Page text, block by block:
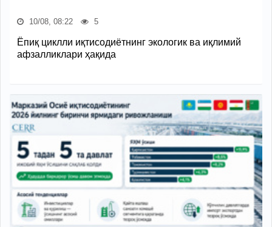
10/08, 08:22 5
Ёпиқ циклли иқтисодиётнинг экологик ва иқлимий
афзалликлари ҳақида